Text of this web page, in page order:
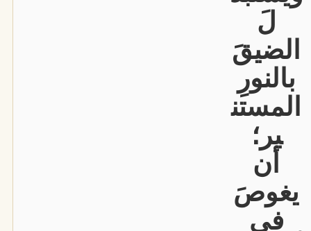
لَ
الضيقَ
بالنورِ
المستن
ير؛
أن
يغوصَ
في